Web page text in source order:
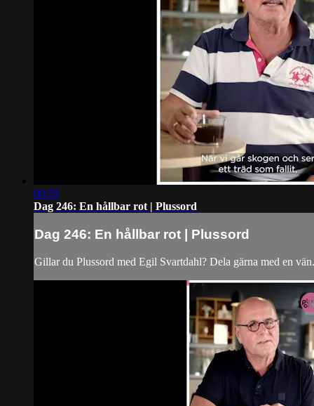
00:59
Dag 246: En hållbar rot | Plussord
Dag 246: En hållbar rot | Plussord
Gillar du Plussord med Egil Svartdahl? Dela gärna med en vän.